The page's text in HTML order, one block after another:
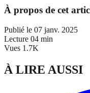
À propos de cet
Publié le 07 janv. 2025
Lecture 04 min
Vues 1.7K
À LIRE AUSSI